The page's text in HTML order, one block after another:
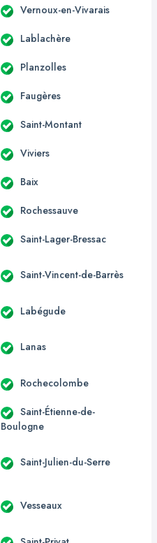
Vernoux-en-Vivarais
Lablachère
Planzolles
Faugères
Saint-Montant
Viviers
Baix
Rochessauve
Saint-Lager-Bressac
Saint-Vincent-de-Barrès
Labégude
Lanas
Rochecolombe
Saint-Étienne-de-
Boulogne
Saint-Julien-du-Serre
Vesseaux